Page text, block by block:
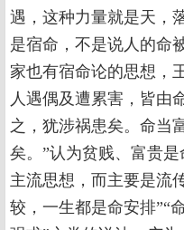
遇，这种力量就是天，
是宿命，不是说人的命
家也有宿命论的思想，
人遇偶及遭累害，皆
之，犹涉祸患矣。命当
矣。”认为贫贱、富贵
主流思想，而主要是流
较，一生都是命安排”“